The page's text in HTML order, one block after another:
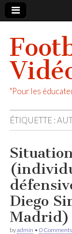
"Pour les
ÉTIQUETTE :
Diego
Madrid)
byadmin • 0 Comments